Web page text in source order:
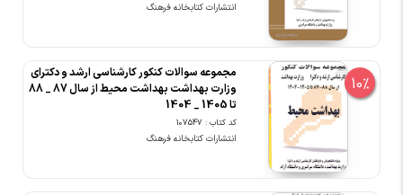
انتشارات کتابخانه فرهنگ
10%
مجموعه سوالات کنکور کارشناسی ارشد و دکترای
وزارت بهداشت بهداشت محیط از سال 87 _ 88
تا 1405 _ 1404
کد کتاب : 107547
انتشارات کتابخانه فرهنگ